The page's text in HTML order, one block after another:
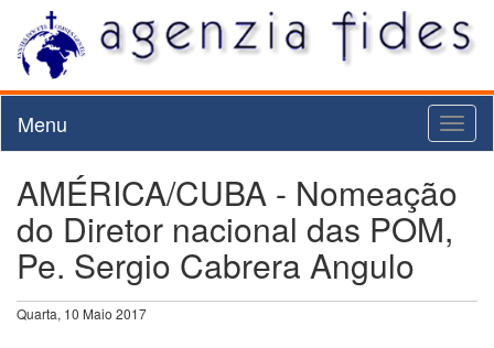
Menu
AMÉRICA/CUBA - Nomeação
do Diretor nacional das POM,
Pe. Sergio Cabrera Angulo
Quarta, 10 Maio 2017